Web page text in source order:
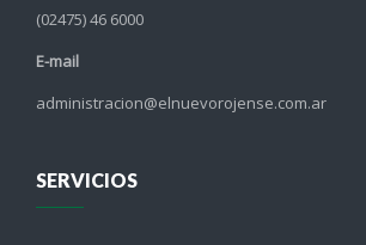
(02475) 46 6000
E-mail
administracion@elnuevorojense.com.ar
SERVICIOS